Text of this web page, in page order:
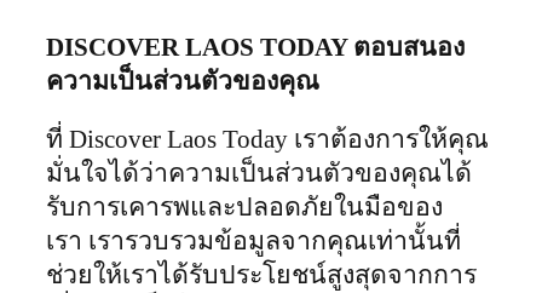
DISCOVER LAOS TODAY ตอบสนอง
ความเป็นส่วนตัวของคุณ
ที่ Discover Laos Today เราต้องการให้คุณ
มั่นใจได้ว่าความเป็นส่วนตัวของคุณได้
รับการเคารพและปลอดภัยในมือของ
เรา เรารวบรวมข้อมูลจากคุณเท่านั้นที่
ช่วยให้เราได้รับประโยชน์สูงสุดจากการ